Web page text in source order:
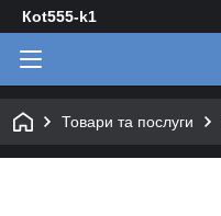
Кot555-k1
Товари та послуги